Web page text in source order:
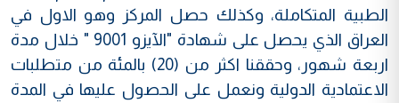
الطبية المتكاملة، وكذلك حصل المركز وهو الاول في
العراق الذي يحصل على شهادة "الآيزو 9001 " خلال مدة
اربعة شهور، وحققنا اكثر من (20) بالمئة من متطلبات
الاعتمادية الدولية ونعمل على الحصول عليها في المدة